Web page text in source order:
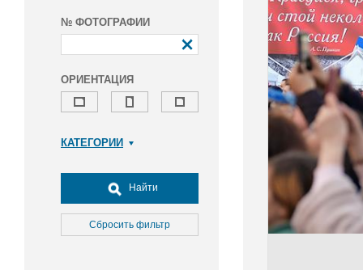
№ ФОТОГРАФИИ
ОРИЕНТАЦИЯ
КАТЕГОРИИ
Досуг, туризм и отдых
Культура
Медицина
Найти
Сбросить фильтр